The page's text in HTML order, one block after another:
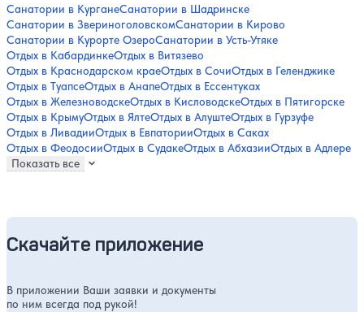
Санатории в КурганеСанатории в Шадринске
Санатории в ЗвериноголовскомСанатории в Кирово
Санатории в Курорте ОзероСанатории в Усть-Утяке
Отдых в КабардинкеОтдых в Витязево
Отдых в Краснодарском краеОтдых в СочиОтдых в Геленджике
Отдых в ТуапсеОтдых в АнапеОтдых в Ессентуках
Отдых в ЖелезноводскеОтдых в КисловодскеОтдых в Пятигорске
Отдых в КрымуОтдых в ЯлтеОтдых в АлуштеОтдых в Гурзуфе
Отдых в ЛивадииОтдых в ЕвпаторииОтдых в Саках
Отдых в ФеодосииОтдых в СудакеОтдых в АбхазииОтдых в Адлере
Показать все
Скачайте приложение
В приложении Ваши заявки и документы
по ним всегда под рукой!